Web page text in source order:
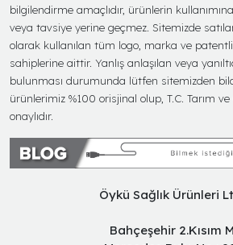
bilgilendirme amaçlıdır, ürünlerin
veya tavsiye yerine geçmez. Sitemizde
olarak kullanılan tüm logo, marka ve
sahiplerine aittir. Yanlış anlaşılan veya
bulunması durumunda lütfen sitemizden
ürünlerimiz %100 orisjinal olup, T.C. Tarım ve
onaylıdır.
Öykü Sağlık Ürünleri
Bahçeşehir 2.Kısım